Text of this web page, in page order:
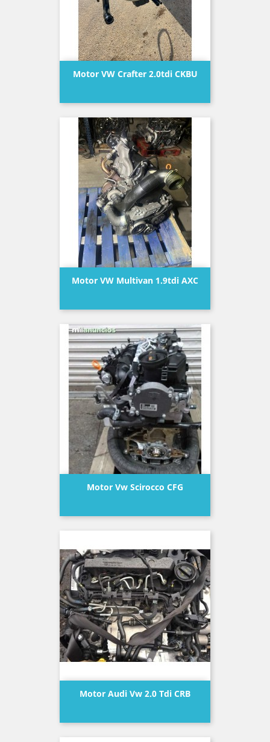
Motor VW Crafter 2.0tdi CKBU
Motor VW Multivan 1.9tdi AXC
Motor Vw Scirocco CFG
Motor Audi Vw 2.0 Tdi CRB